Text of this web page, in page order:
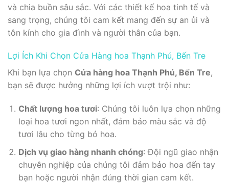
và chia buồn sâu sắc. Với các thiết kế hoa tinh tế và
sang trọng, chúng tôi cam kết mang đến sự an ủi và
tôn kính cho gia đình và người thân của bạn.
Lợi Ích Khi Chọn Cửa Hàng hoa Thạnh Phú, Bến Tre
Khi bạn lựa chọn Cửa hàng hoa Thạnh Phú, Bến Tre,
bạn sẽ được hưởng những lợi ích vượt trội như:
Chất lượng hoa tươi: Chúng tôi luôn lựa chọn những
loại hoa tươi ngon nhất, đảm bảo màu sắc và độ
tươi lâu cho từng bó hoa.
Dịch vụ giao hàng nhanh chóng: Đội ngũ giao nhận
chuyên nghiệp của chúng tôi đảm bảo hoa đến tay
bạn hoặc người nhận đúng thời gian cam kết.